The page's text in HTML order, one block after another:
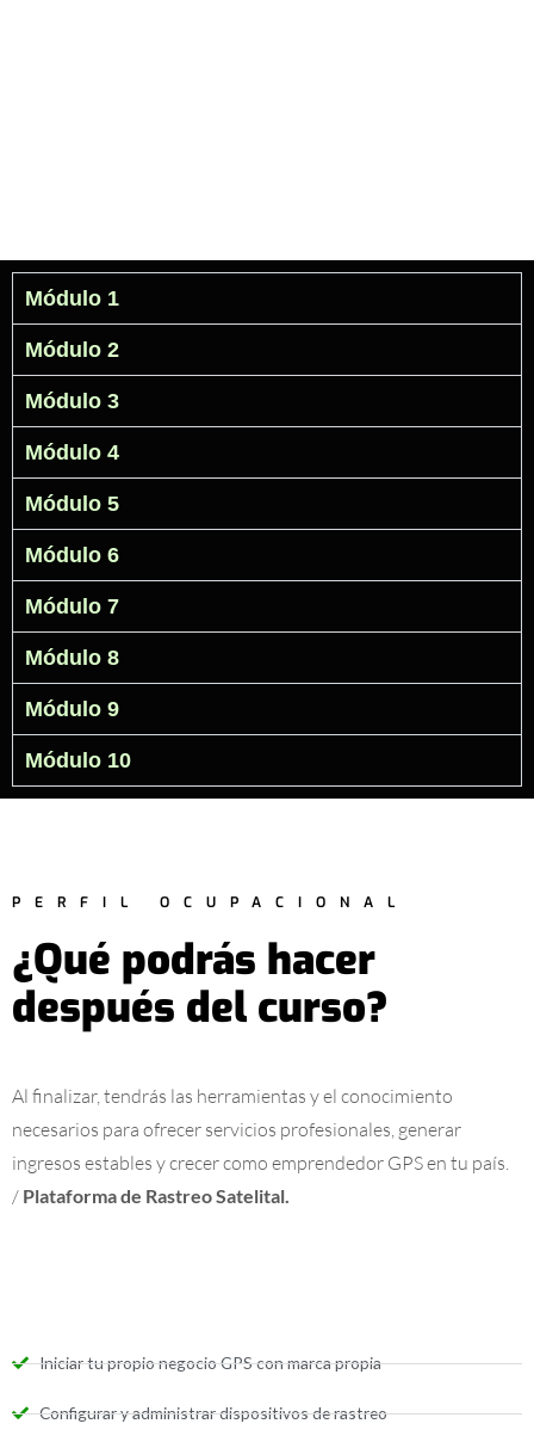
Módulo 1
Módulo 2
Módulo 3
Módulo 4
Módulo 5
Módulo 6
Módulo 7
Módulo 8
Módulo 9
Módulo 10
PERFIL OCUPACIONAL
¿Qué podrás hacer
después del curso?
Al finalizar, tendrás las herramientas y el conocimiento
necesarios para ofrecer servicios profesionales, generar
ingresos estables y crecer como emprendedor GPS en tu país.
/ Plataforma de Rastreo Satelital.
Iniciar tu propio negocio GPS con marca propia
Configurar y administrar dispositivos de rastreo